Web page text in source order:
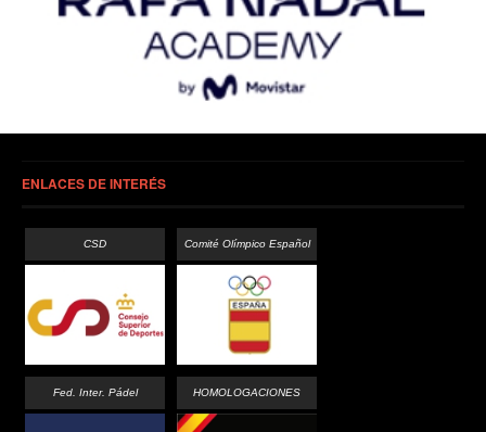
ENLACES DE INTERÉS
CSD Comité Olímpico Español
Fed. Inter. Pádel HOMOLOGACIONES